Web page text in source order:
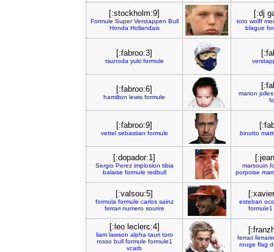
[:stockholm:9]
Formule Super Verstappen Bull
Honda Hollandais
[:dj
toto wolff
blague
[:fabroo:3]
tsunoda yuki formule
[:fabroo:6]
hamilton lewis formule
marion jolles
[:fabroo:9]
vettel sebastian formule binotto
[:dopador:1]
Sergio Perez implosion tibia
balaise formule redbull
marsouin
porpoise
[:valsou:5]
formula formule carlos sainz
ferrari numero sourire
esteban
formule1
[:leo leclerc:4]
liam lawson alpha tauri toro
rosso bull formule formule1
vcarb
ferrari
rouge flag